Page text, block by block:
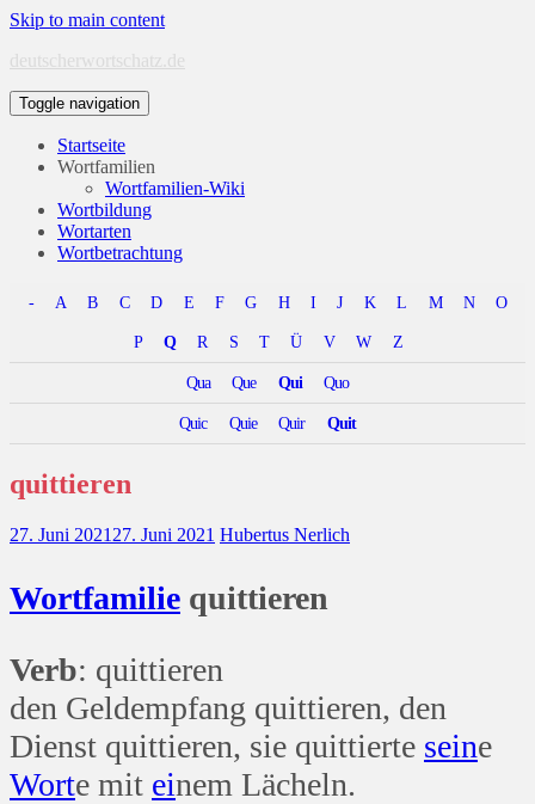
Skip to main content
deutscherwortschatz.de
Toggle navigation
Startseite
Wortfamilien
Wortfamilien-Wiki
Wortbildung
Wortarten
Wortbetrachtung
- A B C D E F G H I J K L M N O
P Q R S T Ü V W Z
Qua Que Qui Quo
Quic Quie Quir Quit
quittieren
27. Juni 2021 27. Juni 2021 Hubertus Nerlich
Wortfamilie quittieren
Verb: quittieren
den Geldempfang quittieren, den
Dienst quittieren, sie quittierte seine
Worte mit einem Lächeln.